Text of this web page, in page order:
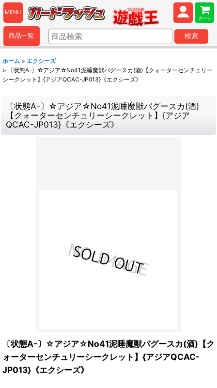
MENU
カート
商品一覧 検索
ホーム > エクシーズ
>
〔状態A-〕☆アジア☆No41泥睡魔獣バグースカ(酒)【クォーターセンチュリー
シークレット】{アジアQCAC-JP013}《エクシーズ》
〔状態A-〕☆アジア☆No41泥睡魔獣バグースカ(酒)
【クォーターセンチュリーシークレット】{アジア
QCAC-JP013}《エクシーズ》
〔状態A-〕☆アジア☆No41泥睡魔獣バグースカ(酒)【ク
ォーターセンチュリーシークレット】{アジアQCAC-
JP013}《エクシーズ》